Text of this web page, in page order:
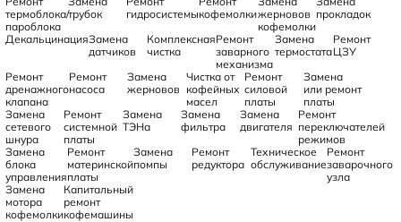
термоблока/
пароблока
трубок
гидросистемыкофемолкижерновов
кофемолки
прокладок
ДекальцинацияЗамена
датчиков
Комплексная
чистка
Ремонт
заварного
механизма
Замена
термостата
Ремонт
ЦЗУ
Ремонт
дренажного
клапана
Ремонт
насоса
Замена
жерновов
Чистка от
кофейных
масел
Ремонт
силовой
платы
Замена
или ремонт
платы
Замена
сетевого
шнура
Ремонт
системной
платы
Замена
ТЭНа
Замена
фильтра
Замена
двигателя
Ремонт
переключателей
режимов
Замена
блока
управления
Ремонт
материнской
платы
Замена
помпы
Ремонт
редуктора
Техническое
обслуживание
Ремонт
заварочного
узла
Замена
мотора
кофемолки
Капитальный
ремонт
кофемашины